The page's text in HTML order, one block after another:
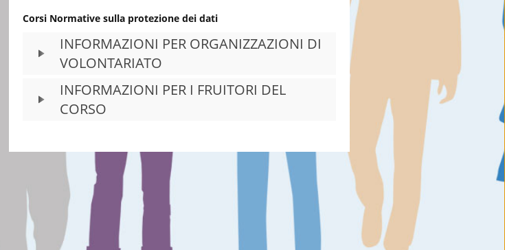
Corsi Normative sulla protezione dei dati
INFORMAZIONI PER ORGANIZZAZIONI DI
VOLONTARIATO
INFORMAZIONI PER I FRUITORI DEL
CORSO